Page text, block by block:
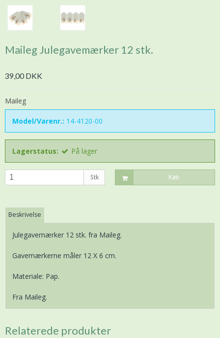
Maileg Julegavemærker 12 stk.
39,00 DKK
Maileg
Model/Varenr.: 14-4120-00
Lagerstatus: På lager
Stk Køb
Beskrivelse
Julegavemærker 12 stk. fra Maileg.
Gavemærkerne måler 12 X 6 cm.
Materiale: Pap.
Fra Maileg.
Relaterede produkter